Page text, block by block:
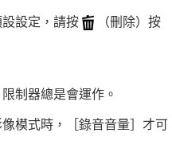
設定，請按
（刪除）按
制器總是會運作。
模式時， ［錄音音量］才可